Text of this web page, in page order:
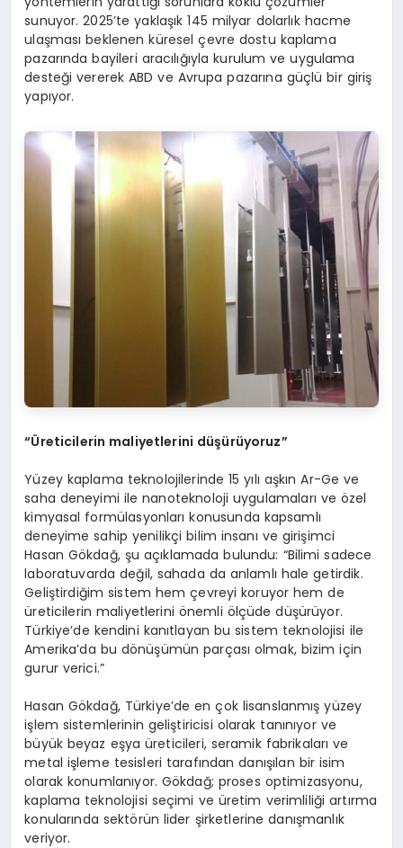
sunuyor. 2025’te yaklaşık 145 milyar dolarlık hacme
ulaşması beklenen küresel çevre dostu kaplama
pazarında bayileri aracılığıyla kurulum ve uygulama
desteği vererek ABD ve Avrupa pazarına güçlü bir giriş
yapıyor.
“Üreticilerin maliyetlerini düşürüyoruz”
Yüzey kaplama teknolojilerinde 15 yılı aşkın Ar-Ge ve
saha deneyimi ile nanoteknoloji uygulamaları ve özel
kimyasal formülasyonları konusunda kapsamlı
deneyime sahip yenilikçi bilim insanı ve girişimci
Hasan Gökdağ, şu açıklamada bulundu: “Bilimi sadece
laboratuvarda değil, sahada da anlamlı hale getirdik.
Geliştirdiğim sistem hem çevreyi koruyor hem de
üreticilerin maliyetlerini önemli ölçüde düşürüyor.
Türkiye’de kendini kanıtlayan bu sistem teknolojisi ile
Amerika’da bu dönüşümün parçası olmak, bizim için
gurur verici.”
Hasan Gökdağ, Türkiye’de en çok lisanslanmış yüzey
işlem sistemlerinin geliştiricisi olarak tanınıyor ve
büyük beyaz eşya üreticileri, seramik fabrikaları ve
metal işleme tesisleri tarafından danışılan bir isim
olarak konumlanıyor. Gökdağ; proses optimizasyonu,
kaplama teknolojisi seçimi ve üretim verimliliği artırma
konularında sektörün lider şirketlerine danışmanlık
veriyor.